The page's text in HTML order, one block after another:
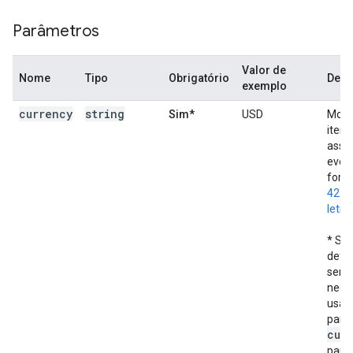
Parâmetros
Nome Tipo Obrigatório
Valor de
exemplo
currency string Sim* USD
itens
* Se
será
usar